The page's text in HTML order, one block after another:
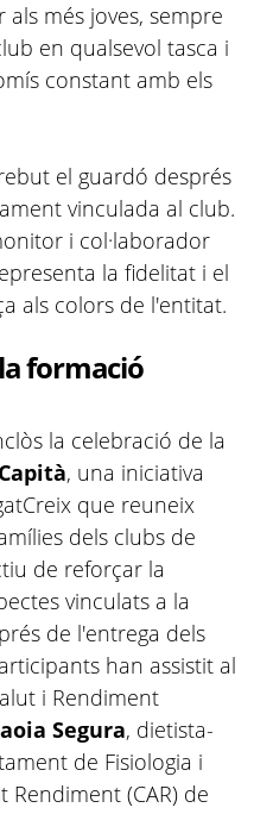
més joves, sempre
en qualsevol tasca i
constant amb els
el guardó després
vinculada al club.
i col·laborador
la fidelitat i el
als colors de l'entitat.
formació
la celebració de la
, una iniciativa
que reuneix
dels clubs de
de reforçar la
vinculats a la
de l'entrega dels
han assistit al
i Rendiment
Segura, dietista-
de Fisiologia i
(CAR) de